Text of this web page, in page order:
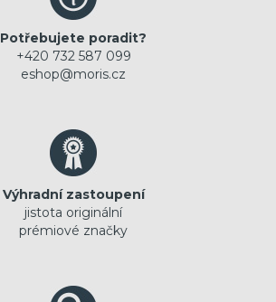
Potřebujete poradit?
+420 732 587 099
eshop@moris.cz
Výhradní zastoupení
jistota originální
prémiové značky